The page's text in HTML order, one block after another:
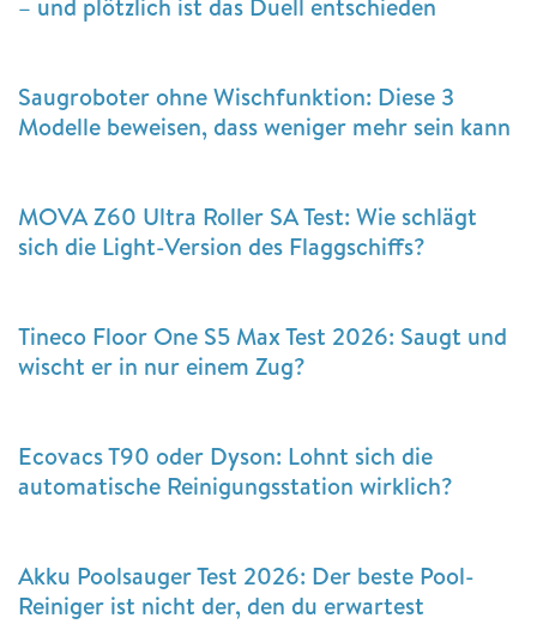
– und plötzlich ist das Duell entschieden
Saugroboter ohne Wischfunktion: Diese 3
Modelle beweisen, dass weniger mehr sein kann
MOVA Z60 Ultra Roller SA Test: Wie schlägt
sich die Light-Version des Flaggschiffs?
Tineco Floor One S5 Max Test 2026: Saugt und
wischt er in nur einem Zug?
Ecovacs T90 oder Dyson: Lohnt sich die
automatische Reinigungsstation wirklich?
Akku Poolsauger Test 2026: Der beste Pool-
Reiniger ist nicht der, den du erwartest